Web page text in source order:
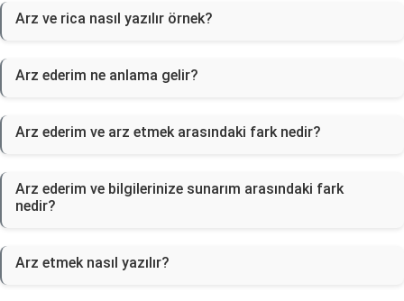
Arz ve rica nasıl yazılır örnek?
Arz ederim ne anlama gelir?
Arz ederim ve arz etmek arasındaki fark nedir?
Arz ederim ve bilgilerinize sunarım arasındaki fark
nedir?
Arz etmek nasıl yazılır?